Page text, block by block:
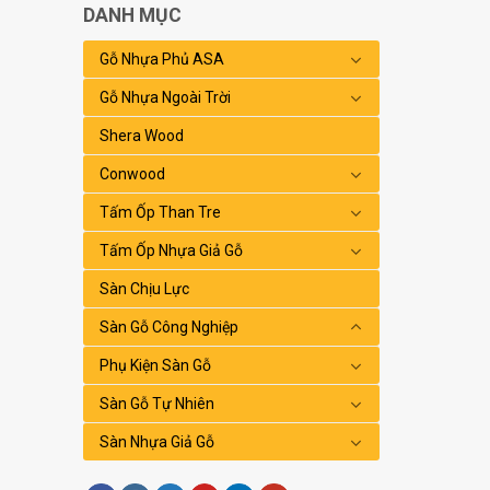
DANH MỤC
Gỗ Nhựa Phủ ASA
Gỗ Nhựa Ngoài Trời
Shera Wood
Conwood
Tấm Ốp Than Tre
Tấm Ốp Nhựa Giả Gỗ
Sàn Chịu Lực
Sàn Gỗ Công Nghiệp
Phụ Kiện Sàn Gỗ
Sàn Gỗ Tự Nhiên
Sàn Nhựa Giả Gỗ